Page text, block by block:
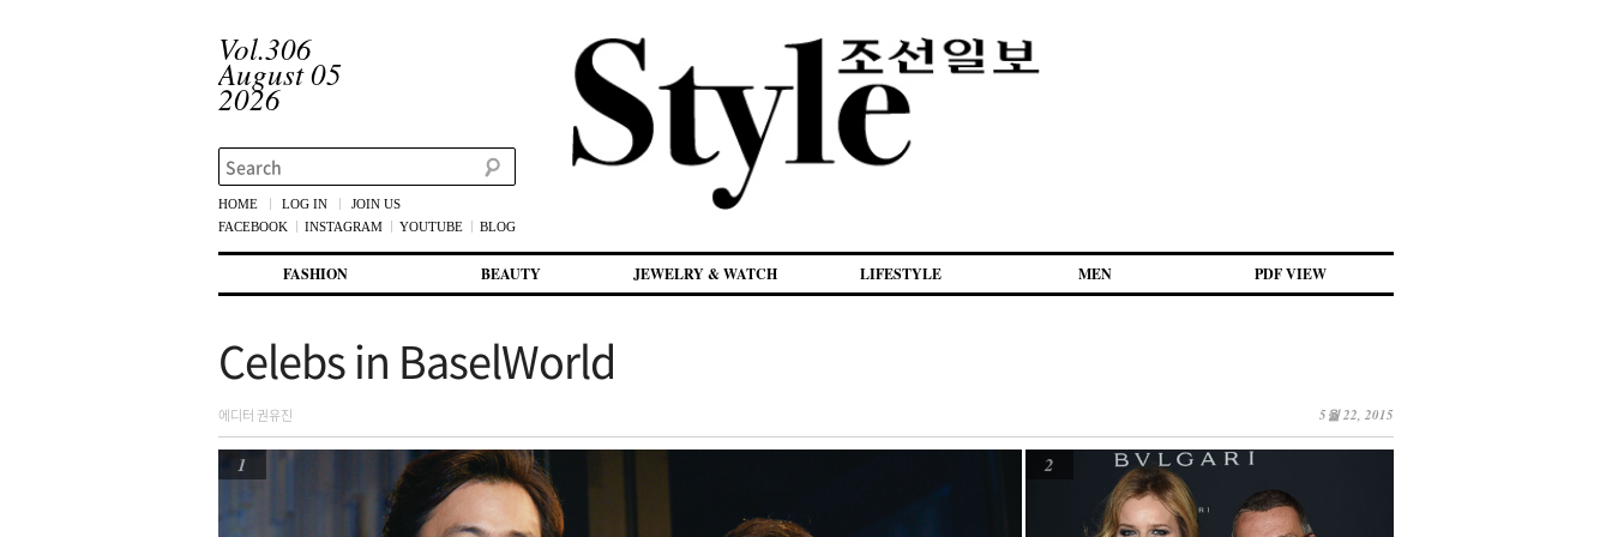
Vol.306
August 05
2026
Search
HOME LOG IN
JOIN US
FACEBOOK
INSTAGRAM YOUTUBE BLOG
첫번째 컨텐츠로 뛰어넘기
두번째 컨텐츠로 뛰어넘기
FASHION BEAUTY JEWELRY & WATCH LIFESTYLE MEN PDF VIEW
Celebs in BaselWorld
5월 22, 2015
에디터 권유진
1 2